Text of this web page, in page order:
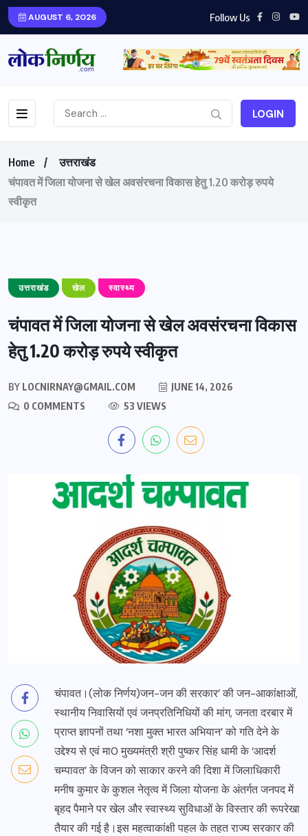
AUGUST 6, 2026 Follow Us
LOGIN
Home
उत्तराखंड
चंपावत में जिला योजना से खेल अवसंरचना विकास हेतु 1.20 करोड़ रुपये
स्वीकृत
उत्तराखंड खेल स्वास्थ्य
चंपावत में जिला योजना से खेल अवसंरचना विकास
हेतु 1.20 करोड़ रुपये स्वीकृत
BY LOCNIRNAY@GMAIL.COM
JUNE 14, 2026
0 COMMENTS
53 VIEWS
चंपावत।(लोक निर्णय)जन-जन की सरकार’ की जन-आकांक्षाओं,
स्थानीय निवासियों एवं जनप्रतिनिधियों की मांग, जनता दरबार में
प्राप्त ज्ञापनों तथा ‘नशा मुक्त भारत अभियान’ को गति देने के
उद्देश्य से एवं मा0 मुख्यमंत्री श्री पुष्कर सिंह धामी के ‘आदर्श
चम्पावत’ के विजन को साकार करने की दिशा में जिलाधिकारी
मनीष कुमार के कुशल नेतृत्व में जिला योजना के अंतर्गत जनपद में
बृहद पैमाने पर खेल और स्वास्थ्य सुविधाओं के विस्तार की रूपरेखा
तैयार की गई है।इस महत्वाकांक्षी पहल के तहत राज्य सरकार की